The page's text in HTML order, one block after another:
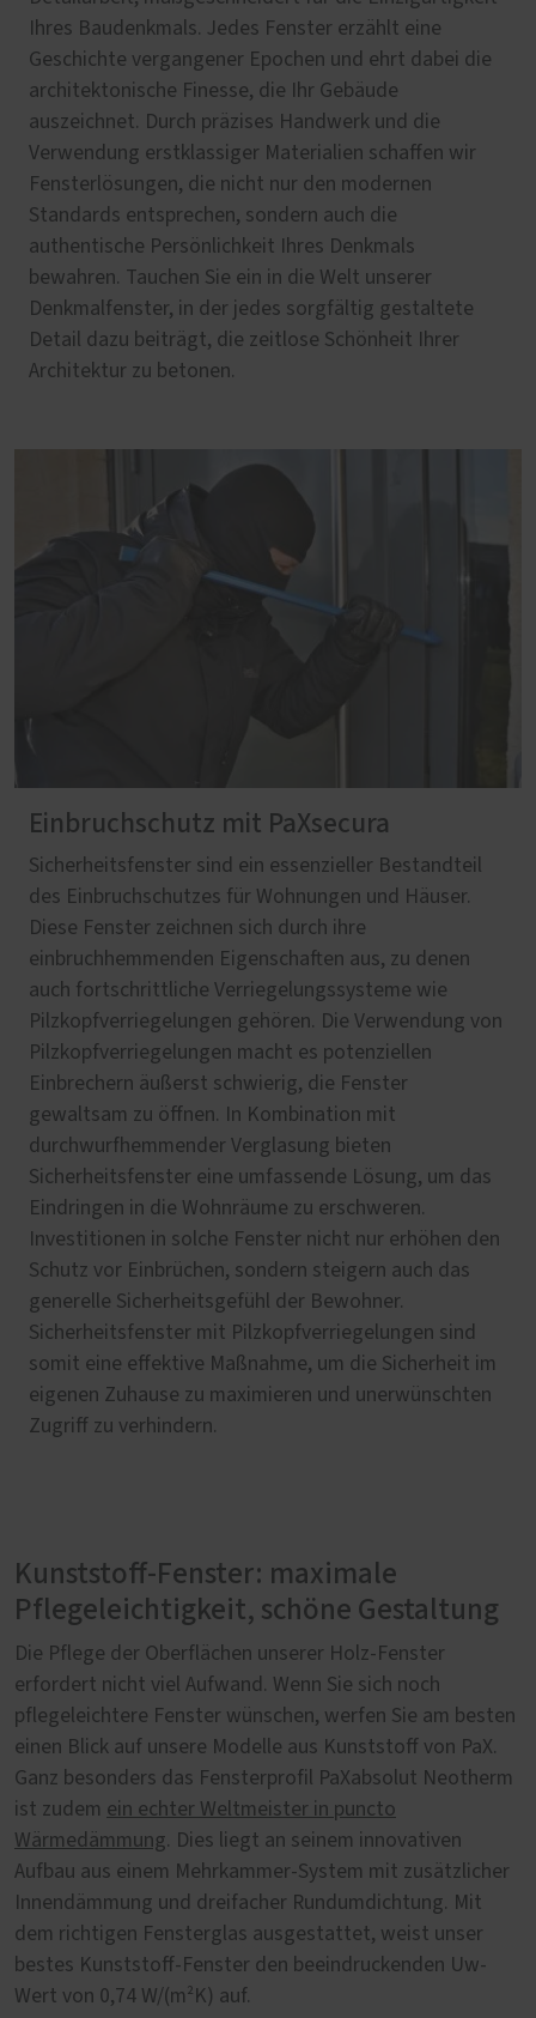
Ihres Baudenkmals. Jedes Fenster erzählt eine
Geschichte vergangener Epochen und ehrt dabei die
architektonische Finesse, die Ihr Gebäude
auszeichnet. Durch präzises Handwerk und die
Verwendung erstklassiger Materialien schaffen wir
Fensterlösungen, die nicht nur den modernen
Standards entsprechen, sondern auch die
authentische Persönlichkeit Ihres Denkmals
bewahren. Tauchen Sie ein in die Welt unserer
Denkmalfenster, in der jedes sorgfältig gestaltete
Detail dazu beiträgt, die zeitlose Schönheit Ihrer
Architektur zu betonen.
Einbruchschutz mit PaXsecura
Sicherheitsfenster sind ein essenzieller Bestandteil
des Einbruchschutzes für Wohnungen und Häuser.
Diese Fenster zeichnen sich durch ihre
einbruchhemmenden Eigenschaften aus, zu denen
auch fortschrittliche Verriegelungssysteme wie
Pilzkopfverriegelungen gehören. Die Verwendung von
Pilzkopfverriegelungen macht es potenziellen
Einbrechern äußerst schwierig, die Fenster
gewaltsam zu öffnen. In Kombination mit
durchwurfhemmender Verglasung bieten
Sicherheitsfenster eine umfassende Lösung, um das
Eindringen in die Wohnräume zu erschweren.
Investitionen in solche Fenster nicht nur erhöhen den
Schutz vor Einbrüchen, sondern steigern auch das
generelle Sicherheitsgefühl der Bewohner.
Sicherheitsfenster mit Pilzkopfverriegelungen sind
somit eine effektive Maßnahme, um die Sicherheit im
eigenen Zuhause zu maximieren und unerwünschten
Zugriff zu verhindern.
Kunststoff-Fenster: maximale
Pflegeleichtigkeit, schöne Gestaltung
Die Pflege der Oberflächen unserer Holz-Fenster
erfordert nicht viel Aufwand. Wenn Sie sich noch
pflegeleichtere Fenster wünschen, werfen Sie am besten
einen Blick auf unsere Modelle aus Kunststoff von PaX.
Ganz besonders das Fensterprofil PaXabsolut Neotherm
ist zudem ein echter Weltmeister in puncto
Wärmedämmung. Dies liegt an seinem innovativen
Aufbau aus einem Mehrkammer-System mit zusätzlicher
Innendämmung und dreifacher Rundumdichtung. Mit
dem richtigen Fensterglas ausgestattet, weist unser
bestes Kunststoff-Fenster den beeindruckenden Uw-
Wert von 0,74 W/(m²K) auf.